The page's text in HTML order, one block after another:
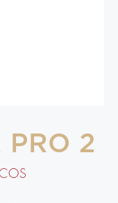
PRO 2